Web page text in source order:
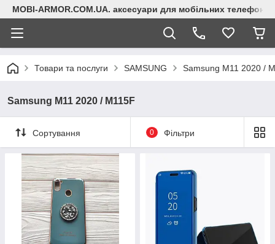
MOBI-ARMOR.COM.UA. аксесуари для мобільних телефонів
Товари та послуги SAMSUNG Samsung M11 2020 /
Samsung M11 2020 / M115F
Сортування 0 Фільтри